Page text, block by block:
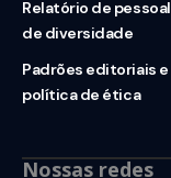
Relatório de pessoal
de diversidade
Padrões editoriais e
política de ética
Nossas redes